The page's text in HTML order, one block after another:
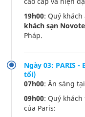
19h00: Quý
khách sạn
Pháp.
Ngày 03: PARIS -
tối)
07h00: Ăn sáng
09h00: Quý
của Paris: